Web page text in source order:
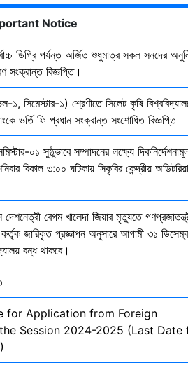
Notice
ডিগ্রি পর্যন্ত অর্জিত শুধুমাত্র সকল সনদের
সংক্রান্ত বিজ্ঞপ্তি।
সিমেস্টার-১) শ্রেণীতে সিলেট কৃষি
ভর্তি ফি প্রধান সংক্রান্ত সংশোধিত বিজ্ঞপ্তি
০১ সুষ্ঠুভাবে সম্পাদনের লক্ষ্যে
বিকাল ৩:০০ ঘটিকায় সিকৃবির কেন্দ্রীয়
দেশনেত্রী বেগম খালেদা জিয়ার মৃত্যুতে
কর্তৃক জারিকৃত প্রজ্ঞাপন অনুসারে আগামী ৩১
বন্ধ থাকবে।
for Application from Foreign
Session 2024-2025 (Last Date